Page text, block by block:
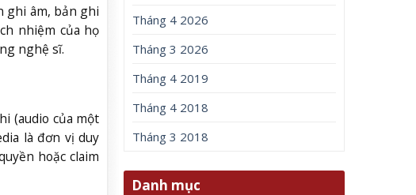
ghi âm, bản ghi
nhiệm của họ
nghệ sĩ.
(audio của một
là đơn vị duy
hoặc claim
Tháng 4 2026
Tháng 3 2026
Tháng 4 2019
Tháng 4 2018
Tháng 3 2018
Danh mục